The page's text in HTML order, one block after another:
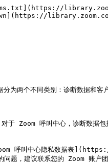
为两个不同类别：诊断数据和客
Zoom 呼叫中心，诊断数据包
阅 [Zoom 呼叫中心隐私数
建议联系您的 Zoom 账户团队